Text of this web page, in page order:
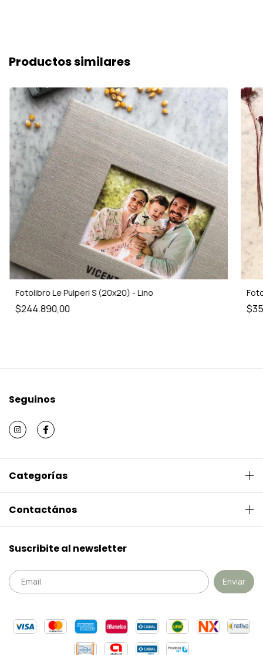
Productos similares
Fotolibro Le Pulperi S (20x20) - Lino
$244.890,00
Seguinos
Categorías
Contactános
Suscribite al newsletter